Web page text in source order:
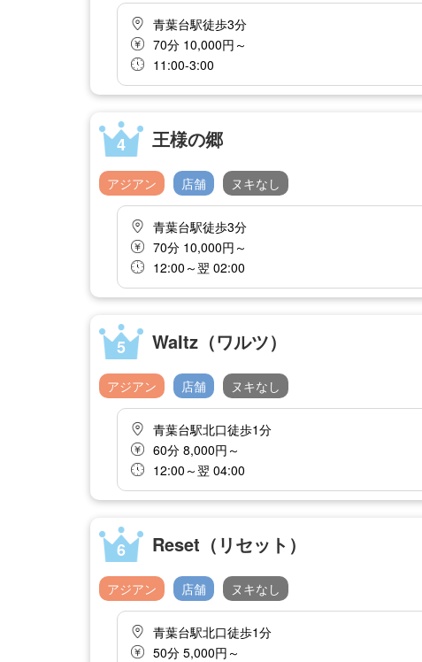
青葉台駅徒歩3分
70分 10,000円～
11:00-3:00
4 王様の郷
アジアン 店舗 ヌキなし
青葉台駅徒歩3分
70分 10,000円～
12:00～翌 02:00
5 WaItz（ワルツ）
アジアン 店舗 ヌキなし
青葉台駅北口徒歩1分
60分 8,000円～
12:00～翌 04:00
6 Reset（リセット）
アジアン 店舗 ヌキなし
青葉台駅北口徒歩1分
50分 5,000円～